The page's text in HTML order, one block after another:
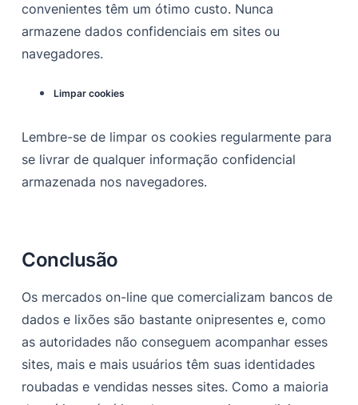
convenientes têm um ótimo custo. Nunca
armazene dados confidenciais em sites ou
navegadores.
Limpar cookies
Lembre-se de limpar os cookies regularmente para
se livrar de qualquer informação confidencial
armazenada nos navegadores.
Conclusão
Os mercados on-line que comercializam bancos de
dados e lixões são bastante onipresentes e, como
as autoridades não conseguem acompanhar esses
sites, mais e mais usuários têm suas identidades
roubadas e vendidas nesses sites. Como a maioria